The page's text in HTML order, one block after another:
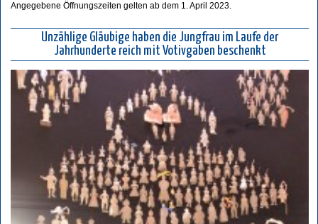
Angegebene Öffnungszeiten gelten ab dem 1. April 2023.
Unzählige Gläubige haben die Jungfrau im Laufe der
Jahrhunderte reich mit Votivgaben beschenkt